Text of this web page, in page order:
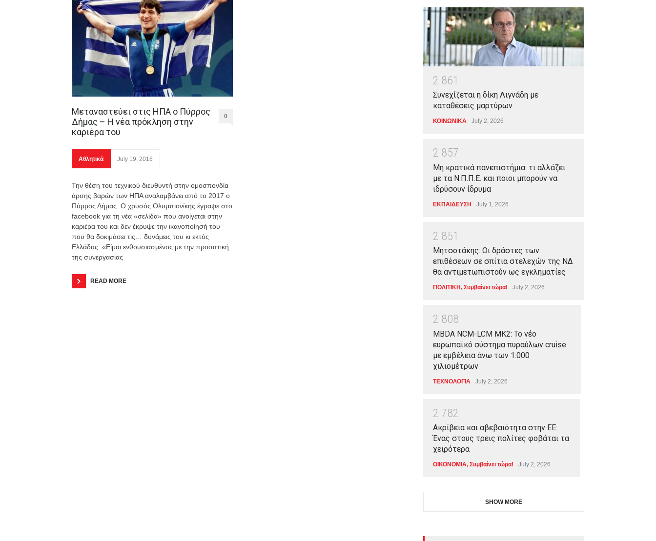
Μεταναστεύει στις ΗΠΑ ο Πύρρος
Δήμας – Η νέα πρόκληση στην
καριέρα του
0
Αθλητικά July 19, 2016
Την θέση του τεχνικού διευθυντή στην ομοσπονδία
άρσης βαρών των ΗΠΑ αναλαμβάνει από το 2017 ο
Πύρρος Δήμας. Ο χρυσός Ολυμπιονίκης έγραψε στο
facebook για τη νέα «σελίδα» που ανοίγεται στην
καριέρα του και δεν έκρυψε την ικανοποίησή του
που θα δοκιμάσει τις… δυνάμεις του κι εκτός
Ελλάδας. «Είμαι ενθουσιασμένος με την προοπτική
της συνεργασίας
READ MORE
2 861
Συνεχίζεται η δίκη Λιγνάδη με
καταθέσεις μαρτύρων
ΚΟΙΝΩΝΙΚΑ July 2, 2026
2 857
Μη κρατικά πανεπιστήμια: τι αλλάζει
με τα Ν.Π.Π.Ε. και ποιοι μπορούν να
ιδρύσουν ίδρυμα
ΕΚΠΑΙΔΕΥΣΗ July 1, 2026
2 851
Μητσοτάκης: Οι δράστες των
επιθέσεων σε σπίτια στελεχών της ΝΔ
θα αντιμετωπιστούν ως εγκληματίες
ΠΟΛΙΤΙΚΗ, Συμβαίνει τώρα! July 2, 2026
2 808
MBDA NCM-LCM MK2: Το νέο
ευρωπαϊκό σύστημα πυραύλων cruise
με εμβέλεια άνω των 1.000
χιλιομέτρων
ΤΕΧΝΟΛΟΓΙΑ July 2, 2026
2 782
Ακρίβεια και αβεβαιότητα στην ΕΕ:
Ένας στους τρεις πολίτες φοβάται τα
χειρότερα
ΟΙΚΟΝΟΜΙΑ, Συμβαίνει τώρα! July 2, 2026
SHOW MORE